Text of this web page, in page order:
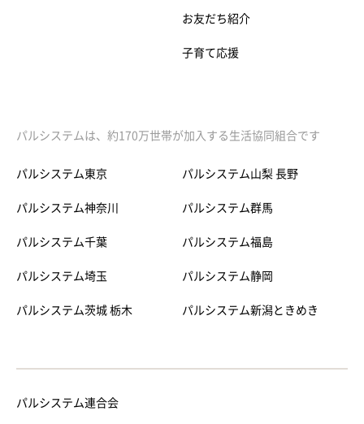
お友だち紹介
子育て応援
パルシステムは、約170万世帯が加入する生活協同組合です
パルシステム東京
パルシステム神奈川
パルシステム千葉
パルシステム埼玉
パルシステム茨城 栃木
パルシステム山梨 長野
パルシステム群馬
パルシステム福島
パルシステム静岡
パルシステム新潟ときめき
パルシステム連合会